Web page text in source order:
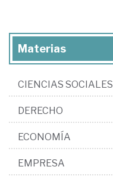
Materias
CIENCIAS SOCIALES
DERECHO
ECONOMÍA
EMPRESA